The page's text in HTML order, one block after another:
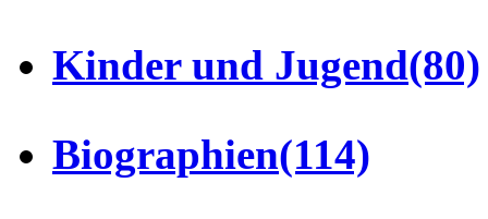
Kinder und Jugend(80)
Biographien(114)